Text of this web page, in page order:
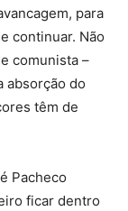
para
continuar. Não
comunista –
absorção do
têm de
Pacheco
ficar dentro